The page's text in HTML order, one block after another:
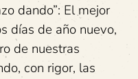
dando”: El mejor
días de año nuevo,
de nuestras
con rigor, las